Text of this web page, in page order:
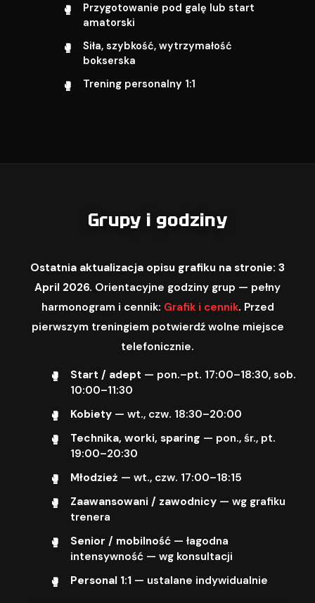
Przygotowanie pod galę lub start
amatorski
Siła, szybkość, wytrzymałość
bokserska
Trening personalny 1:1
Grupy i godziny
Ostatnia aktualizacja opisu grafiku na stronie: 3
April 2026. Orientacyjne godziny grup — pełny
harmonogram i cennik: Grafik i cennik. Przed
pierwszym treningiem potwierdź wolne miejsce
telefonicznie.
Start / adept — pon.–pt. 17:00–18:30, sob.
10:00–11:30
Kobiety— wt., czw. 18:30–20:00
Technika, worki, sparing — pon., śr., pt.
19:00–20:30
Młodzież — wt., czw. 17:00–18:15
Zaawansowani / zawodnicy— wg grafiku
trenera
Senior / mobilność— łagodna
intensywność — wg konsultacji
Personal 1:1 — ustalane indywidualnie